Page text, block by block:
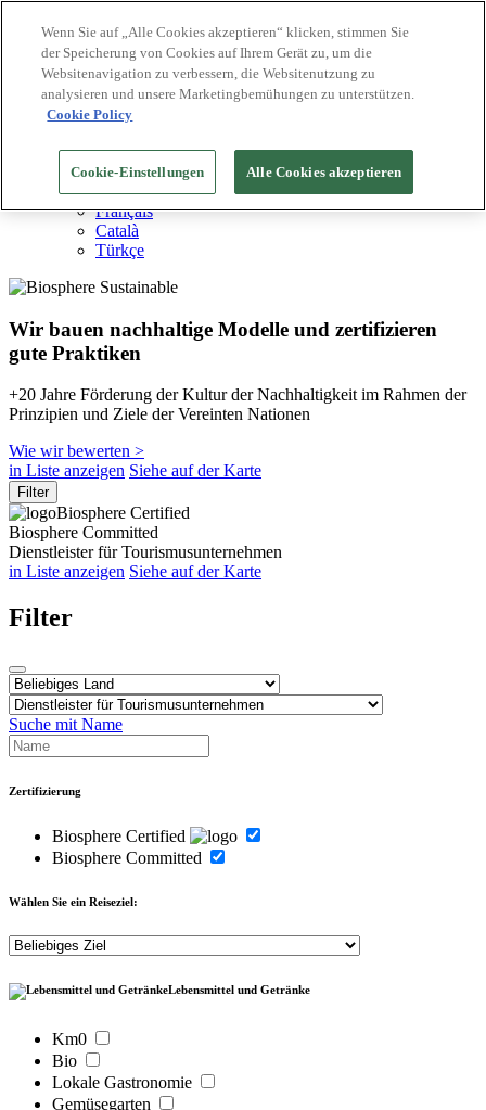
Biosphere Reiseziele
Biosphere Unternehmen
Wie wir bewerten
Über uns
English
Español
Português
Français
Català
Türkçe
Wir bauen nachhaltige Modelle und zertifizieren
gute Praktiken
+20 Jahre Förderung der Kultur der Nachhaltigkeit im Rahmen der
Prinzipien und Ziele der Vereinten Nationen
Wie wir bewerten >
in Liste anzeigen Siehe auf der Karte
Filter
Biosphere Certified
Biosphere Committed
Dienstleister für Tourismusunternehmen
in Liste anzeigen Siehe auf der Karte
Filter
Suche mit Name
Zertifizierung
Biosphere Certified
Biosphere Committed
Wählen Sie ein Reiseziel:
Lebensmittel und Getränke
Km0
Bio
Lokale Gastronomie
Gemüsegarten
Wenn Sie auf „Alle Cookies akzeptieren“ klicken, stimmen Sie
der Speicherung von Cookies auf Ihrem Gerät zu, um die
Websitenavigation zu verbessern, die Websitenutzung zu
analysieren und unsere Marketingbemühungen zu unterstützen.
Cookie Policy
Cookie-Einstellungen Alle Cookies akzeptieren